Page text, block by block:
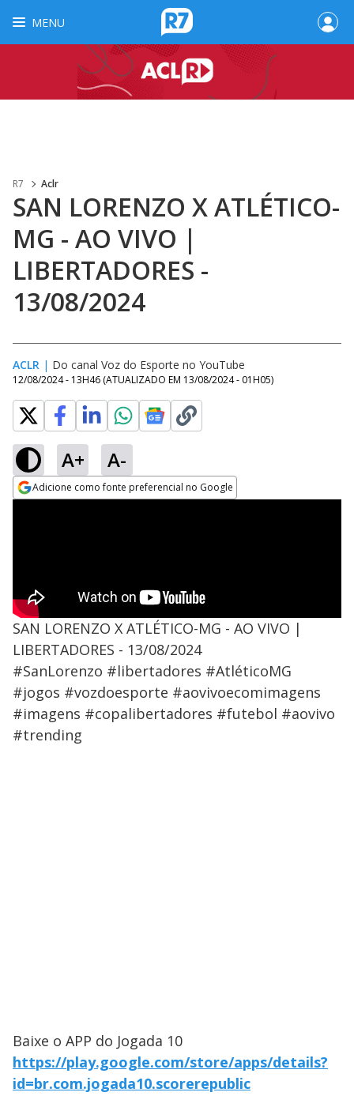
MENU
R7 Aclr
SAN LORENZO X ATLÉTICO-
MG - AO VIVO |
LIBERTADORES -
13/08/2024
ACLR | Do canal Voz do Esporte no YouTube
12/08/2024 - 13H46 (ATUALIZADO EM 13/08/2024 - 01H05)
A+ A-
Adicione como fonte preferencial no Google
SAN LORENZO X ATLÉTICO-MG - AO VIVO |
LIBERTADORES - 13/08/2024
#SanLorenzo #libertadores #AtléticoMG
#jogos #vozdoesporte #aovivoecomimagens
#imagens #copalibertadores #futebol #aovivo
#trending
Baixe o APP do Jogada 10
https://play.google.com/store/apps/details?
id=br.com.jogada10.scorerepublic